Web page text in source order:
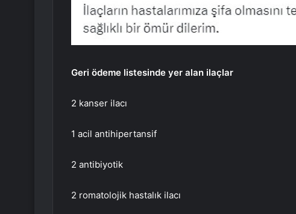
Geri ödeme listesinde yer alan ilaçlar
2 kanser ilacı
1 acil antihipertansif
2 antibiyotik
2 romatolojik hastalık ilacı